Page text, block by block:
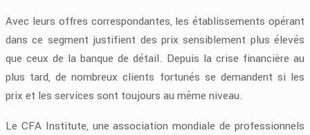
Avec leurs offres correspondantes, les établissements opérant
dans ce segment justifient des prix sensiblement plus élevés
que ceux de la banque de détail. Depuis la crise financière au
plus tard, de nombreux clients fortunés se demandent si les
prix et les services sont toujours au même niveau.
Le CFA Institute, une association mondiale de professionnels